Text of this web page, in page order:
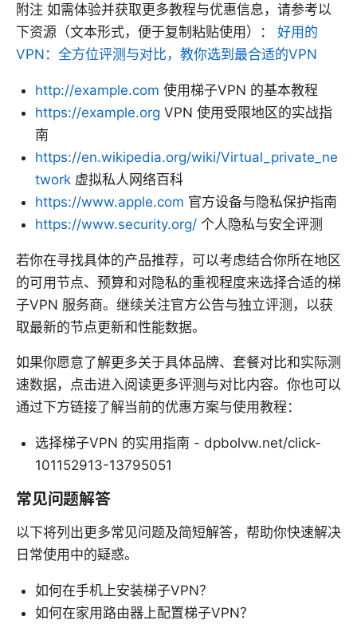
附注 如需体验并获取更多教程与优惠信息，请参考以
下资源（文本形式，便于复制粘贴使用）： 好用的
VPN：全方位评测与对比，教你选到最合适的VPN
http://example.com 使用梯子VPN 的基本教程
https://example.org VPN 使用受限地区的实战指
南
https://en.wikipedia.org/wiki/Virtual_private_ne
twork 虚拟私人网络百科
https://www.apple.com 官方设备与隐私保护指南
https://www.security.org/ 个人隐私与安全评测
若你在寻找具体的产品推荐，可以考虑结合你所在地区
的可用节点、预算和对隐私的重视程度来选择合适的梯
子VPN 服务商。继续关注官方公告与独立评测，以获
取最新的节点更新和性能数据。
如果你愿意了解更多关于具体品牌、套餐对比和实际测
速数据，点击进入阅读更多评测与对比内容。你也可以
通过下方链接了解当前的优惠方案与使用教程：
选择梯子VPN 的实用指南 - dpbolvw.net/click-
101152913-13795051
常见问题解答
以下将列出更多常见问题及简短解答，帮助你快速解决
日常使用中的疑惑。
如何在手机上安装梯子VPN？
如何在家用路由器上配置梯子VPN？